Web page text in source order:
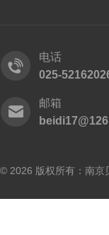
电话
025-
邮箱
© 2026 版权所有：南京